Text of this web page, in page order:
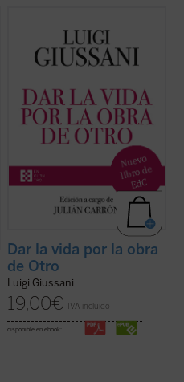
2004) es el sexto y último volumen
dedicado a las intervenciones de don Luigi
Giussani en los Ejercicios espirituales de la
Fraternidad de Comunión y Liberación. En
Dar la vida por la obra
de Otro
Luigi Giussani
19,00€ IVA incluido
disponible en ebook: